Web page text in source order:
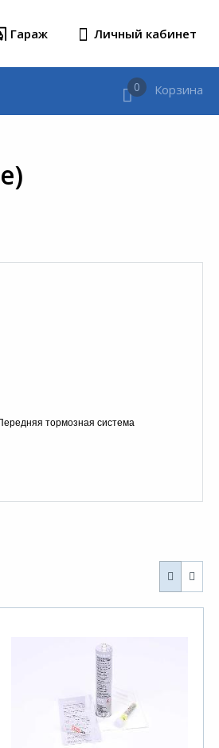
Гараж Личный кабинет
0 Корзина
тормозная система